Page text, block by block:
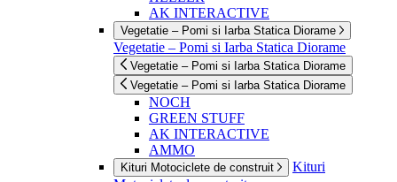
AK INTERACTIVE
Vegetatie – Pomi si Iarba Statica Diorame
Vegetatie – Pomi si Iarba Statica Diorame
Vegetatie – Pomi si Iarba Statica Diorame
Vegetatie – Pomi si Iarba Statica Diorame
NOCH
GREEN STUFF
AK INTERACTIVE
AMMO
Kituri Motociclete de construit
Kituri